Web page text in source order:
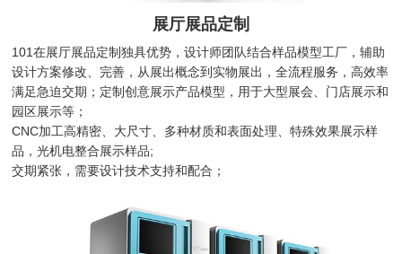
展厅展品定制
101在展厅展品定制独具优势，设计师团队结合样品模型工厂，辅助
设计方案修改、完善，从展出概念到实物展出，全流程服务，高效率
满足急迫交期；定制创意展示产品模型，用于大型展会、门店展示和
园区展示等；
CNC加工高精密、大尺寸、多种材质和表面处理、特殊效果展示样
品，光机电整合展示样品;
交期紧张，需要设计技术支持和配合；